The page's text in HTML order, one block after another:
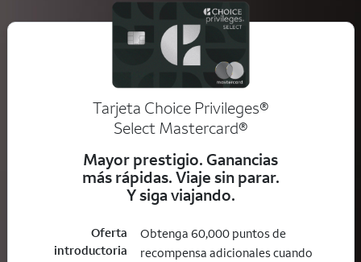
Tarjeta Choice Privileges®
Select Mastercard®
Mayor prestigio. Ganancias
más rápidas. Viaje sin parar.
Y siga viajando.
Oferta
introductoria
Obtenga 60,000 puntos de
recompensa adicionales cuando